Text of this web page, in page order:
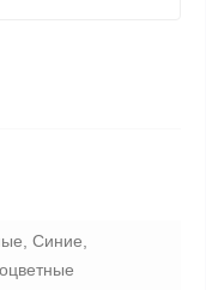
Синие,